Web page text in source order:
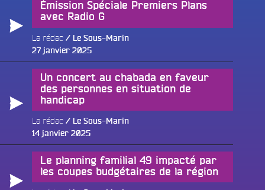
Émission Spéciale Premiers Plans
avec Radio G
La rédac
Le Sous-Marin
Publié
27 janvier 2025
Un concert au chabada en faveur
des personnes en situation de
handicap
La rédac
Le Sous-Marin
Publié
14 janvier 2025
Le planning familial 49 impacté par
les coupes budgétaires de la région